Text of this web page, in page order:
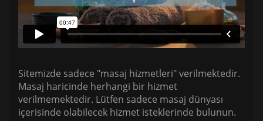
Sitemizde sadece "masaj hizmetleri" verilmektedir.
Masaj haricinde herhangi bir hizmet
verilmemektedir. Lütfen sadece masaj dünyası
içerisinde olabilecek hizmet isteklerinde bulunun.